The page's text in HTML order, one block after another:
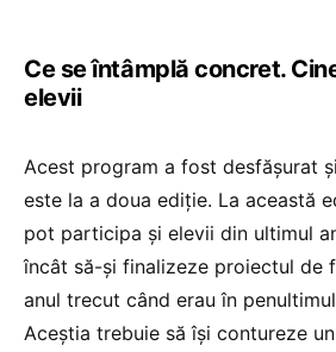
Ce se întâmplă concret.
elevii
Acest program a fost desfășurat
este la a doua ediție. La această
pot participa și elevii din ultimul
încât să-și finalizeze proiectul de
anul trecut când erau în
Aceștia trebuie să își contureze